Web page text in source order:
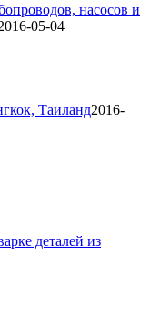
насосов и
05-04
Таиланд2016-
деталей из